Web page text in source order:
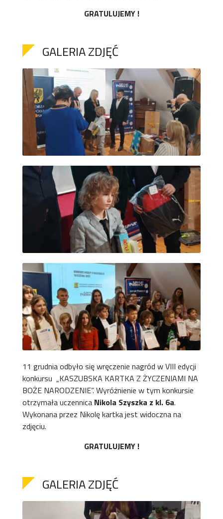
GRATULUJEMY !
GALERIA ZDJĘĆ
11 grudnia odbyło się wręczenie nagród w VIII edycji
konkursu „KASZUBSKA KARTKA Z ŻYCZENIAMI NA
BOŻE NARODZENIE”. Wyróżnienie w tym konkursie
otrzymała uczennica Nikola Szyszka z kl. 6a.
Wykonana przez Nikolę kartka jest widoczna na
zdjęciu.
GRATULUJEMY !
GALERIA ZDJĘĆ